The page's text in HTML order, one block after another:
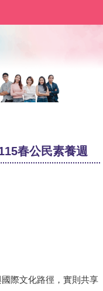
春公民素養週
際文化路徑，實則共享